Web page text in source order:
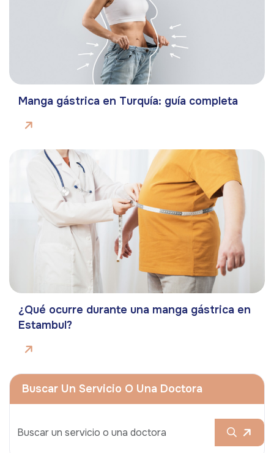
Manga gástrica en Turquía: guía completa
¿Qué ocurre durante una manga gástrica en
Estambul?
Buscar Un Servicio O Una Doctora